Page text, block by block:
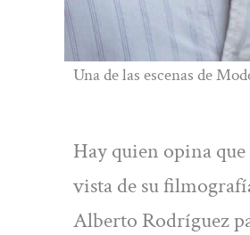
Una de las escenas de
Hay quien opina
vista de su
Alberto Rodríguez